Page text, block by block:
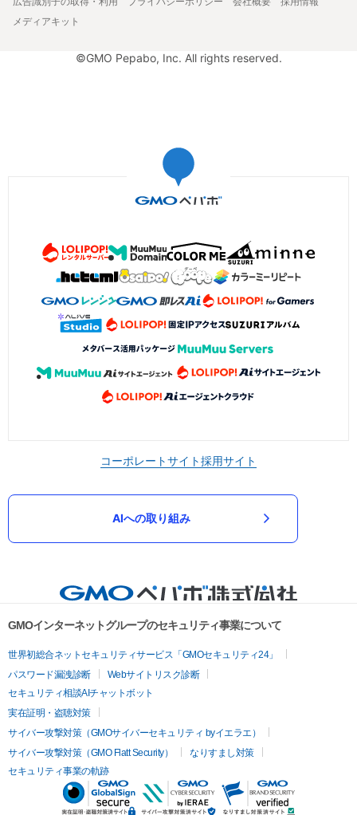
メディアキット
©GMO Pepabo, Inc. All rights reserved.
コーポレートサイト採用サイト
AIへの取り組み
GMOインターネットグループのセキュリティ事業について
世界初総合ネットセキュリティサービス「GMOセキュリティ24」
パスワード漏洩診断
Webサイトリスク診断
セキュリティ相談AIチャットボット
実在証明・盗聴対策
サイバー攻撃対策（GMOサイバーセキュリティ byイエラエ）
サイバー攻撃対策（GMO Flatt Security）
なりすまし対策
セキュリティ事業の軌跡